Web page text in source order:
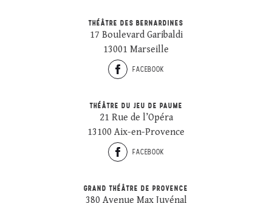
THÉÂTRE DES BERNARDINES
17 Boulevard Garibaldi
13001 Marseille
FACEBOOK
THÉÂTRE DU JEU DE PAUME
21 Rue de l’Opéra
13100 Aix-en-Provence
FACEBOOK
GRAND THÉÂTRE DE PROVENCE
380 Avenue Max Juvénal